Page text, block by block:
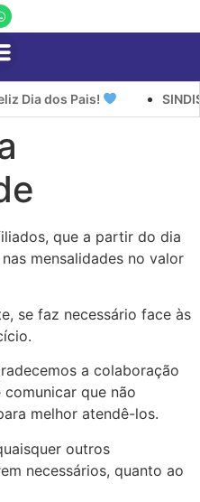
Dia dos Pais!
que a partir do dia
mensalidades no valor
se faz necessário face às
a colaboração
que não
melhor atendê-los.
outros
necessários, quanto ao